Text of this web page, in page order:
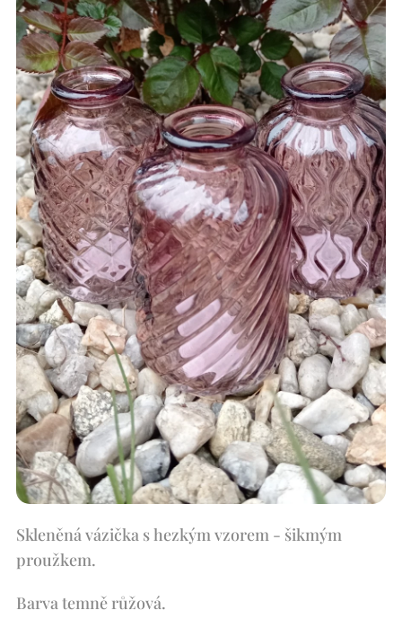
Skleněná vázička s hezkým vzorem - šikmým
proužkem.
Barva temně růžová.